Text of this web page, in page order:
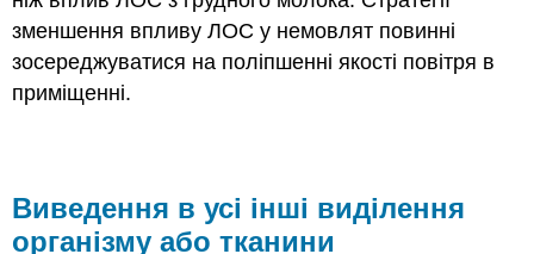
зменшення впливу ЛОС у немовлят повинні
зосереджуватися на поліпшенні якості повітря в
приміщенні.
Виведення в усі інші виділення
організму або тканини